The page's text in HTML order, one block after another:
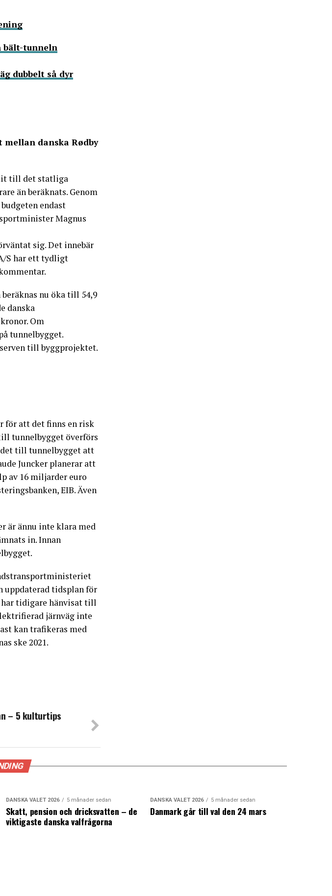
bält-tunneln
dubbelt så dyr
danska Rødby
till det statliga
än beräknats. Genom
endast
Magnus
sig. Det innebär
S har ett tydligt
nu öka till 54,9
danska
Om
tunnelbygget.
till byggprojektet.
för att det finns en risk
tunnelbygget överförs
till tunnelbygget att
Juncker planerar att
av 16 miljarder euro
EIB. Även
är ännu inte klara med
in. Innan
uppdaterad tidsplan för
har tidigare hänvisat till
järnväg inte
kan trafikeras med
ske 2021.
– 5 kulturtips
DANSKA VALET 2026 5 månader sedan
Skatt, pension och dricksvatten – de
viktigaste danska valfrågorna
DANSKA VALET 2026 5 månader sedan
Danmark går till val den 24 mars